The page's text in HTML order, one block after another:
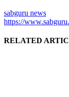
sabguru news
https://
RELATED